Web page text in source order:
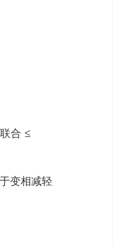
合 ≤
变相减轻